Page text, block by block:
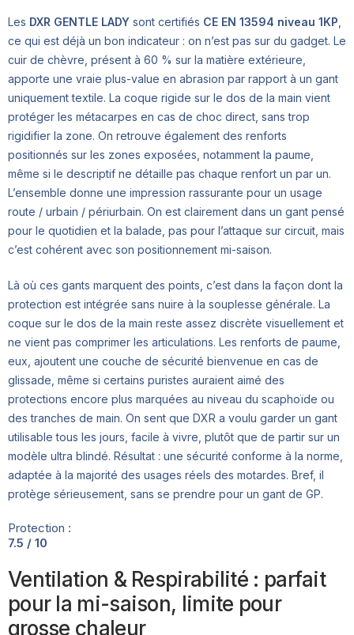
Les DXR GENTLE LADY sont certifiés CE EN 13594 niveau 1KP
ce qui est déjà un bon indicateur : on n’est pas sur du gadget. Le
cuir de chèvre, présent à 60 % sur la matière extérieure,
apporte une vraie plus-value en abrasion par rapport à un gant
uniquement textile. La coque rigide sur le dos de la main vient
protéger les métacarpes en cas de choc direct, sans trop
rigidifier la zone. On retrouve également des renforts
positionnés sur les zones exposées, notamment la paume,
même si le descriptif ne détaille pas chaque renfort un par un.
L’ensemble donne une impression rassurante pour un usage
route / urbain / périurbain. On est clairement dans un gant pensé
pour le quotidien et la balade, pas pour l’attaque sur circuit, mais
c’est cohérent avec son positionnement mi-saison.
Là où ces gants marquent des points, c’est dans la façon dont la
protection est intégrée sans nuire à la souplesse générale. La
coque sur le dos de la main reste assez discrète visuellement et
ne vient pas comprimer les articulations. Les renforts de paume,
eux, ajoutent une couche de sécurité bienvenue en cas de
glissade, même si certains puristes auraient aimé des
protections encore plus marquées au niveau du scaphoïde ou
des tranches de main. On sent que DXR a voulu garder un gant
utilisable tous les jours, facile à vivre, plutôt que de partir sur un
modèle ultra blindé. Résultat : une sécurité conforme à la norme,
adaptée à la majorité des usages réels des motardes. Bref, il
protège sérieusement, sans se prendre pour un gant de GP.
Protection :
7.5 / 10
Ventilation & Respirabilité : parfait
pour la mi-saison, limite pour
grosse chaleur